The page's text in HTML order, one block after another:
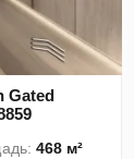
Gated
468 м²